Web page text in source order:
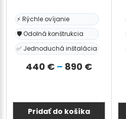
⚡ Rýchle ovíjanie
🛡️ Odolná konštrukcia
✅ Jednoduchá inštalácia
440 € – 890 €
890 €
Pridať do košíka